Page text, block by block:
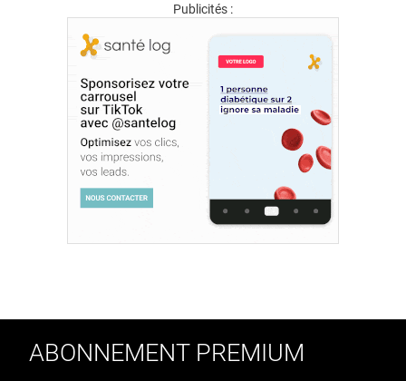
Publicités :
ABONNEMENT PREMIUM